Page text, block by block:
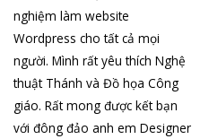
nghiệm làm website
Wordpress cho tất cả mọi
người. Mình rất yêu thích Nghệ
thuật Thánh và Đồ họa Công
giáo. Rất mong được kết bạn
với đông đảo anh em Designer